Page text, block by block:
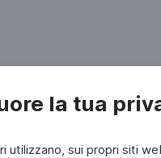
la tua
utilizzano, sui propri siti